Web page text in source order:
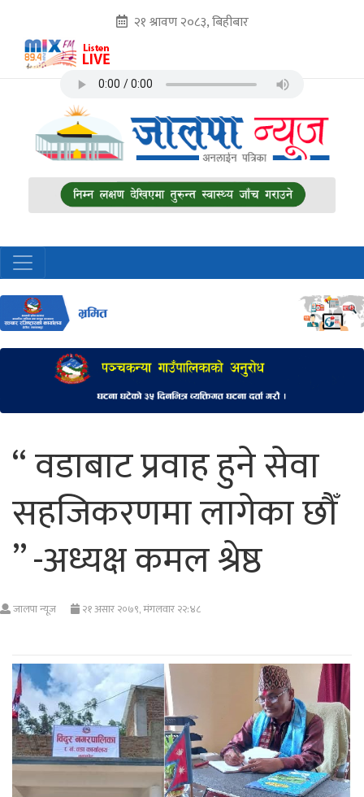
२१ श्रावण २०८३, बिहीबार
“ वडाबाट प्रवाह हुने सेवा
सहजिकरणमा लागेका छौँ
” -अध्यक्ष कमल श्रेष्ठ
जालपा न्यूज २१ असार २०७९, मंगलवार २२:४८